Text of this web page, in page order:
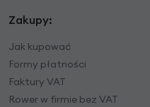
Zakupy:
Jak kupować
Formy płatności
Faktury VAT
Rower w firmie bez VAT